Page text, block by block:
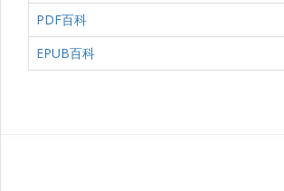
PDF百科
EPUB百科